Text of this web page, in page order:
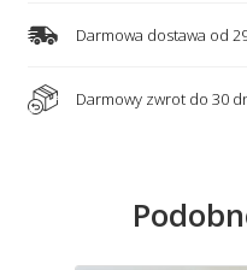
Darmowa dostawa od
Darmowy zwrot do 30